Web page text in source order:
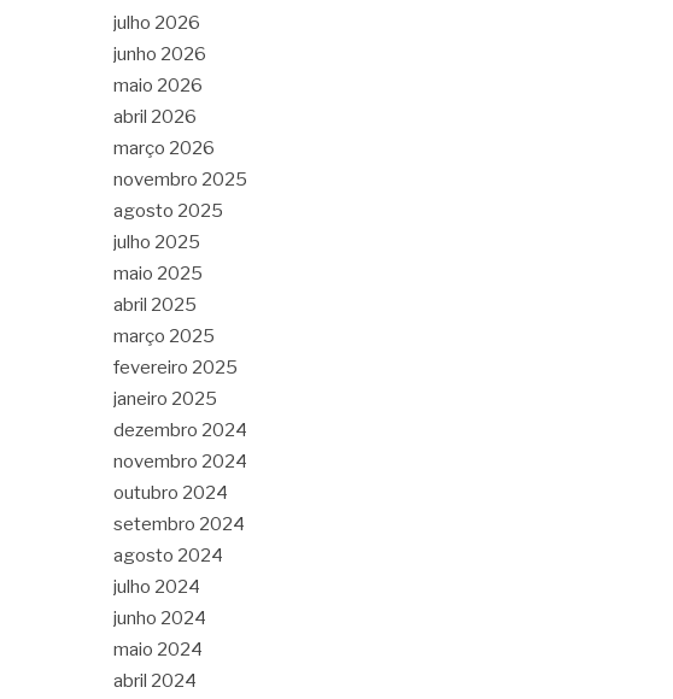
julho 2026
junho 2026
maio 2026
abril 2026
março 2026
novembro 2025
agosto 2025
julho 2025
maio 2025
abril 2025
março 2025
fevereiro 2025
janeiro 2025
dezembro 2024
novembro 2024
outubro 2024
setembro 2024
agosto 2024
julho 2024
junho 2024
maio 2024
abril 2024